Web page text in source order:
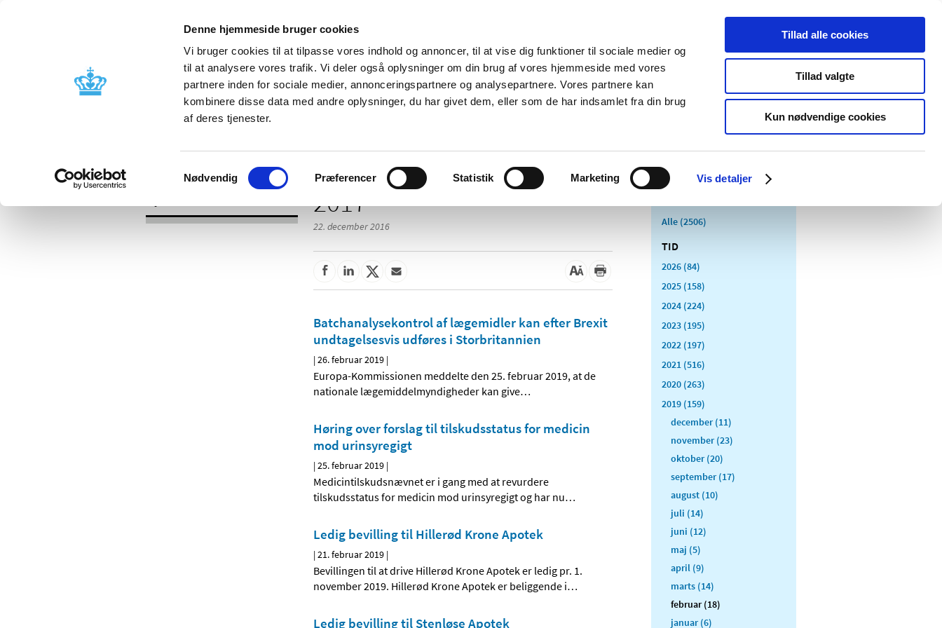
Denne hjemmeside bruger cookies
Vi bruger cookies til at tilpasse vores indhold og annoncer, til at vise dig funktioner til sociale medier og
til at analysere vores trafik. Vi deler også oplysninger om din brug af vores hjemmeside med vores
partnere inden for sociale medier, annonceringspartnere og analysepartnere. Vores partnere kan
kombinere disse data med andre oplysninger, du har givet dem, eller som de har indsamlet fra din brug
af deres tjenester.
Samtykkevalg
Nødvendig Præferencer Statistik Marketing Vis detaljer
Tillad alle cookies
Tillad valgte
Kun nødvendige cookies
Nyheder Om os Kontakt Udgivelser
Godkendelse og
Bivirkninger og
produktinformation
Tilskud og
Apoteker og salg af
Medicinsk
Særlige
produktområder
2017
22. december 2016
Batchanalysekontrol af lægemidler kan efter Brexit
undtagelsesvis udføres i Storbritannien
|26. februar 2019 |
Europa-Kommissionen meddelte den 25. februar 2019, at de
nationale lægemiddelmyndigheder kan give…
Høring over forslag til tilskudsstatus for medicin
mod urinsyregigt
|25. februar 2019 |
Medicintilskudsnævnet er i gang med at revurdere
tilskudsstatus for medicin mod urinsyregigt og har nu…
Ledig bevilling til Hillerød Krone Apotek
|21. februar 2019 |
Bevillingen til at drive Hillerød Krone Apotek er ledig pr. 1.
november 2019. Hillerød Krone Apotek er beliggende i…
Ledig bevilling til Stenløse Apotek
Alle (2506)
TID
2026 (84)
2025 (158)
2024 (224)
2023 (195)
2022 (197)
2021 (516)
2020 (263)
2019 (159)
december (11)
november (23)
oktober (20)
september (17)
august (10)
juli (14)
juni (12)
maj (5)
april (9)
marts (14)
februar (18)
januar (6)